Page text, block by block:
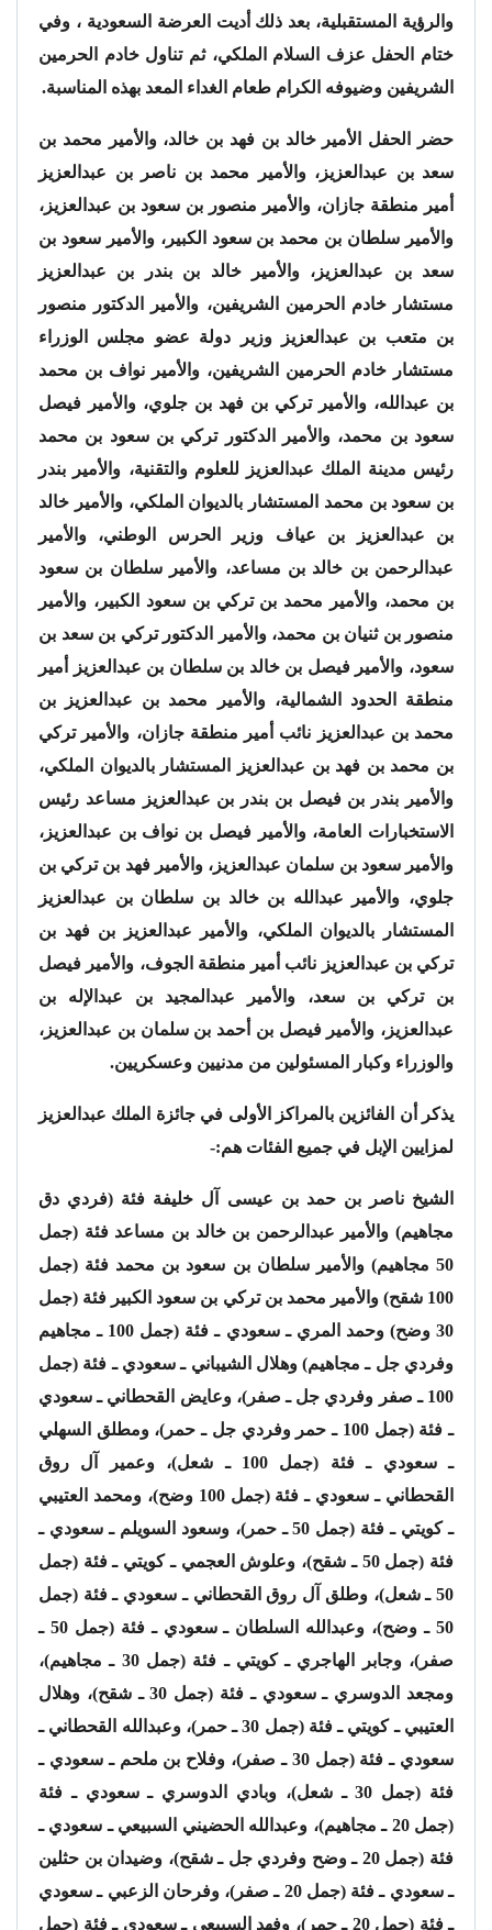
والرؤية المستقبلية، بعد ذلك أديت العرضة السعودية ، وفي
ختام الحفل عزف السلام الملكي، ثم تناول خادم الحرمين
الشريفين وضيوفه الكرام طعام الغداء المعد بهذه المناسبة.
حضر الحفل الأمير خالد بن فهد بن خالد، والأمير محمد بن
سعد بن عبدالعزيز، والأمير محمد بن ناصر بن عبدالعزيز
أمير منطقة جازان، والأمير منصور بن سعود بن عبدالعزيز،
والأمير سلطان بن محمد بن سعود الكبير، والأمير سعود بن
سعد بن عبدالعزيز، والأمير خالد بن بندر بن عبدالعزيز
مستشار خادم الحرمين الشريفين، والأمير الدكتور منصور
بن متعب بن عبدالعزيز وزير دولة عضو مجلس الوزراء
مستشار خادم الحرمين الشريفين، والأمير نواف بن محمد
بن عبدالله، والأمير تركي بن فهد بن جلوي، والأمير فيصل
سعود بن محمد، والأمير الدكتور تركي بن سعود بن محمد
رئيس مدينة الملك عبدالعزيز للعلوم والتقنية، والأمير بندر
بن سعود بن محمد المستشار بالديوان الملكي، والأمير خالد
بن عبدالعزيز بن عياف وزير الحرس الوطني، والأمير
عبدالرحمن بن خالد بن مساعد، والأمير سلطان بن سعود
بن محمد، والأمير محمد بن تركي بن سعود الكبير، والأمير
منصور بن ثنيان بن محمد، والأمير الدكتور تركي بن سعد بن
سعود، والأمير فيصل بن خالد بن سلطان بن عبدالعزيز أمير
منطقة الحدود الشمالية، والأمير محمد بن عبدالعزيز بن
محمد بن عبدالعزيز نائب أمير منطقة جازان، والأمير تركي
بن محمد بن فهد بن عبدالعزيز المستشار بالديوان الملكي،
والأمير بندر بن فيصل بن بندر بن عبدالعزيز مساعد رئيس
الاستخبارات العامة، والأمير فيصل بن نواف بن عبدالعزيز،
والأمير سعود بن سلمان عبدالعزيز، والأمير فهد بن تركي بن
جلوي، والأمير عبدالله بن خالد بن سلطان بن عبدالعزيز
المستشار بالديوان الملكي، والأمير عبدالعزيز بن فهد بن
تركي بن عبدالعزيز نائب أمير منطقة الجوف، والأمير فيصل
بن تركي بن سعد، والأمير عبدالمجيد بن عبدالإله بن
عبدالعزيز، والأمير فيصل بن أحمد بن سلمان بن عبدالعزيز،
والوزراء وكبار المسئولين من مدنيين وعسكريين.
يذكر أن الفائزين بالمراكز الأولى في جائزة الملك عبدالعزيز
لمزايين الإبل في جميع الفئات هم:-
الشيخ ناصر بن حمد بن عيسى آل خليفة فئة (فردي دق
مجاهيم) والأمير عبدالرحمن بن خالد بن مساعد فئة (جمل
50 مجاهيم) والأمير سلطان بن سعود بن محمد فئة (جمل
100 شقح) والأمير محمد بن تركي بن سعود الكبير فئة (جمل
30 وضح) وحمد المري ـ سعودي ـ فئة (جمل 100 ـ مجاهيم
وفردي جل ـ مجاهيم) وهلال الشيباني ـ سعودي ـ فئة (جمل
100 ـ صفر وفردي جل ـ صفر)، وعايض القحطاني ـ سعودي
ـ فئة (جمل 100 ـ حمر وفردي جل ـ حمر)، ومطلق السهلي
ـ سعودي ـ فئة (جمل 100 ـ شعل)، وعمير آل روق
القحطاني ـ سعودي ـ فئة (جمل 100 وضح)، ومحمد العتيبي
ـ كويتي ـ فئة (جمل 50 ـ حمر)، وسعود السويلم ـ سعودي ـ
فئة (جمل 50 ـ شقح)، وعلوش العجمي ـ كويتي ـ فئة (جمل
50 ـ شعل)، وطلق آل روق القحطاني ـ سعودي ـ فئة (جمل
50 ـ وضح)، وعبدالله السلطان ـ سعودي ـ فئة (جمل 50 ـ
صفر)، وجابر الهاجري ـ كويتي ـ فئة (جمل 30 ـ مجاهيم)،
ومجعد الدوسري ـ سعودي ـ فئة (جمل 30 ـ شقح)، وهلال
العتيبي ـ كويتي ـ فئة (جمل 30 ـ حمر)، وعبدالله القحطاني ـ
سعودي ـ فئة (جمل 30 ـ صفر)، وفلاح بن ملحم ـ سعودي ـ
فئة (جمل 30 ـ شعل)، وبادي الدوسري ـ سعودي ـ فئة
(جمل 20 ـ مجاهيم)، وعبدالله الحضيني السبيعي ـ سعودي ـ
فئة (جمل 20 ـ وضح وفردي جل ـ شقح)، وضيدان بن حثلين
ـ سعودي ـ فئة (جمل 20 ـ صفر)، وفرحان الزعبي ـ سعودي
ـ فئة (جمل 20 ـ حمر)، وفهد السبيعي ـ سعودي ـ فئة (جمل